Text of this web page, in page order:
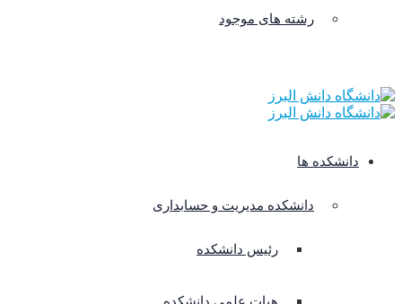
رشته های موجود
دانشکده ها
دانشکده مدیریت و حسابداری
رئیس دانشکده